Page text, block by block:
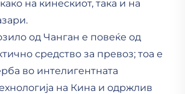
на кинескиот, така и на
од Чанган е повеќе од
средство за превоз; тоа е
во интелигентната
на Кина и одржлив